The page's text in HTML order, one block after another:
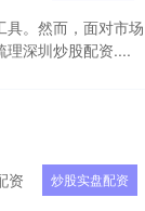
具。然而，面对市场
理深圳炒股配资....
资 炒股实盘配资